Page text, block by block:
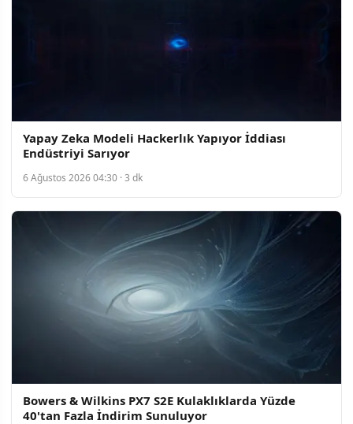
Yapay Zeka Modeli Hackerlık Yapıyor İddiası
Endüstriyi Sarıyor
6 Ağustos 2026 04:30 · 3 dk
Bowers & Wilkins PX7 S2E Kulaklıklarda Yüzde
40'tan Fazla İndirim Sunuluyor